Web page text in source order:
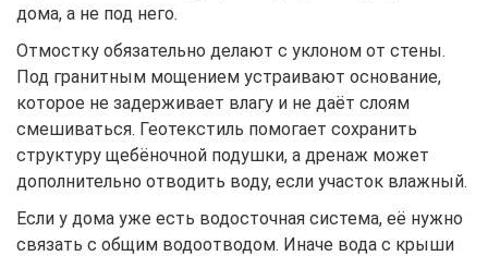
дома, а не под него.
Отмостку обязательно делают с уклоном от стены.
Под гранитным мощением устраивают основание,
которое не задерживает влагу и не даёт слоям
смешиваться. Геотекстиль помогает сохранить
структуру щебёночной подушки, а дренаж может
дополнительно отводить воду, если участок влажный.
Если у дома уже есть водосточная система, её нужно
связать с общим водоотводом. Иначе вода с крыши